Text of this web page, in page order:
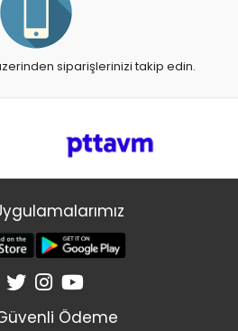
siparişlerinizi takip edin.
Ödeme